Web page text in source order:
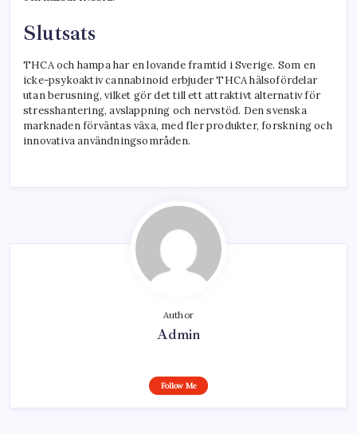
Slutsats
THCA och hampa har en lovande framtid i Sverige. Som en
icke-psykoaktiv cannabinoid erbjuder THCA hälsofördelar
utan berusning, vilket gör det till ett attraktivt alternativ för
stresshantering, avslappning och nervstöd. Den svenska
marknaden förväntas växa, med fler produkter, forskning och
innovativa användningsområden.
Author
Admin
Follow Me